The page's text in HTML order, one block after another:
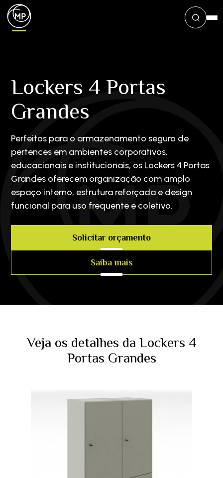
Lockers 4 Portas
Grandes
Perfeitos para o armazenamento seguro de
pertences em ambientes corporativos,
educacionais e institucionais, os Lockers 4 Portas
Grandes oferecem organização com amplo
espaço interno, estrutura reforçada e design
funcional para uso frequente e coletivo.
Solicitar orçamento
Saiba mais
Veja os detalhes da Lockers 4
Portas Grandes